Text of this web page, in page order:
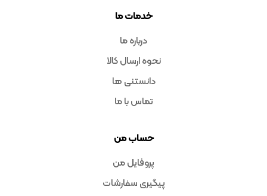
خدمات ما
درباره ما
نحوه ارسال کالا
دانستنی ها
تماس با ما
حساب من
پروفایل من
پیگیری سفارشات